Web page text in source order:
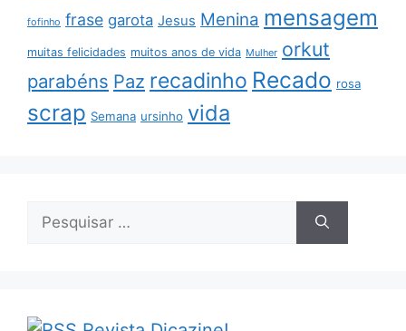
fofinho frase garota Jesus Menina mensagem
muitas felicidades muitos anos de vida Mulher orkut
parabéns Paz recadinho Recado rosa
scrap Semana ursinho vida
Pesquisar